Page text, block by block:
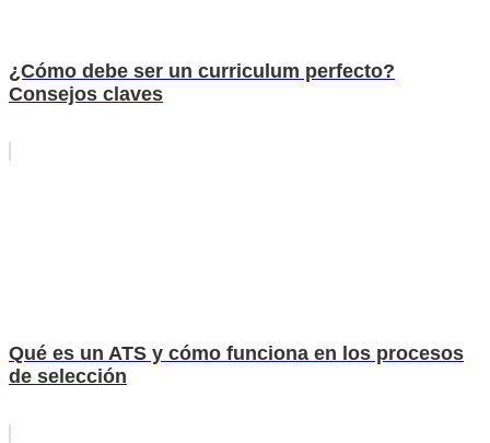
¿Cómo debe ser un curriculum perfecto?
Consejos claves
Qué es un ATS y cómo funciona en los procesos
de selección